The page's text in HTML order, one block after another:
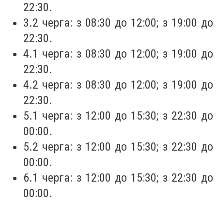
22:30.
3.2 черга: з 08:30 до 12:00; з 19:00 до
22:30.
4.1 черга: з 08:30 до 12:00; з 19:00 до
22:30.
4.2 черга: з 08:30 до 12:00; з 19:00 до
22:30.
5.1 черга: з 12:00 до 15:30; з 22:30 до
00:00.
5.2 черга: з 12:00 до 15:30; з 22:30 до
00:00.
6.1 черга: з 12:00 до 15:30; з 22:30 до
00:00.